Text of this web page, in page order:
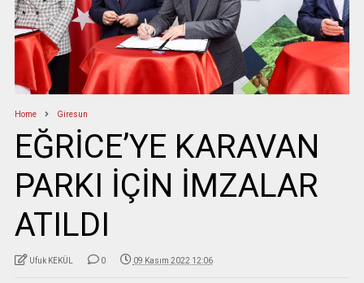
Home Giresun
EĞRİCE’YE KARAVAN
PARKI İÇİN İMZALAR
ATILDI
Ufuk KEKÜL 0 09 Kasım 2022 12:06